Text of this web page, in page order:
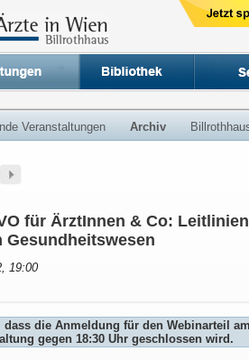
Veranstaltungen Archiv
für ÄrztInnen & Co:
Gesundheitswesen
19:00
dass die Anmeldung für den Webinarteil
gegen 18:30 Uhr geschlossen wird.